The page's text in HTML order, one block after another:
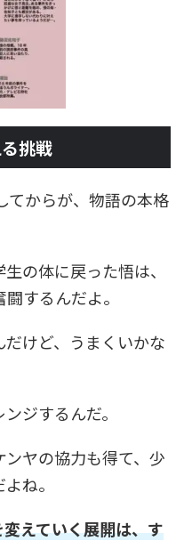
挑戦
てからが、物語の本格
の体に戻った悟は、
するんだよ。
けど、うまくいかな
ジするんだ。
ヤの協力も得て、少
ね。
えていく展開は、す